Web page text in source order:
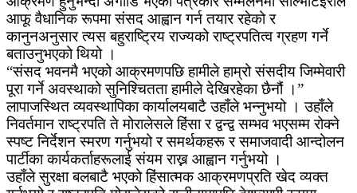
आफू वैधानिक रूपमा संसद आह्वान गर्न तयार रहेको र
कानुनअनुसार त्यस बहुराष्ट्रिय राज्यको राष्ट्रपतित्व ग्रहण गर्ने
बताउनुभएको थियो ।
“संसद भवनमै भएको आक्रमणपछि हामीले हाम्रो संसदीय जिम्मेवारी
पूरा गर्ने अवस्थाको सुनिश्चितता हामीले देखिरहेका छैनौं ।”
लापाजस्थित व्यवस्थापिका कार्यालयबाटै उहाँले भन्नुभयो । उहाँले
निवर्तमान राष्ट्रपति ते मोरालेसले हिंसा र द्वन्द्व सम्भव भएसम्म रोक्ने
स्पष्ट निर्देशन स्मरण गर्नुभयो र समर्थकहरू र समाजवादी आन्दोलन
पार्टीका कार्यकर्ताहरूलाई संयम राख्न आह्वान गर्नुभयो ।
उहाँले सुरक्षा बलबाटै भएको हिंसात्मक आक्रमणप्रति खेद व्यक्त